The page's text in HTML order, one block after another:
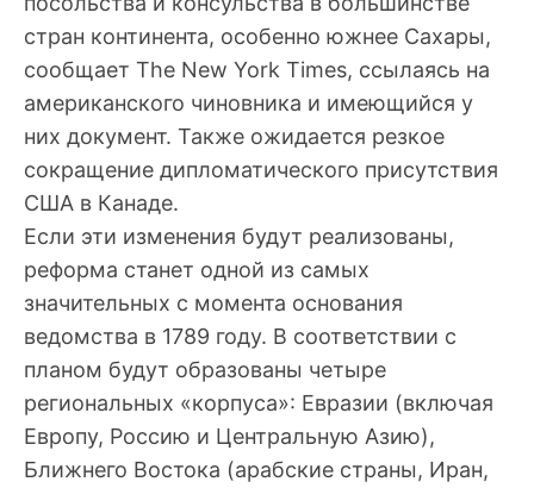
стран континента, особенно южнее Сахары,
сообщает The New York Times, ссылаясь на
американского чиновника и имеющийся у
них документ. Также ожидается резкое
сокращение дипломатического присутствия
США в Канаде.
Если эти изменения будут реализованы,
реформа станет одной из самых
значительных с момента основания
ведомства в 1789 году. В соответствии с
планом будут образованы четыре
региональных «корпуса»: Евразии (включая
Европу, Россию и Центральную Азию),
Ближнего Востока (арабские страны, Иран,